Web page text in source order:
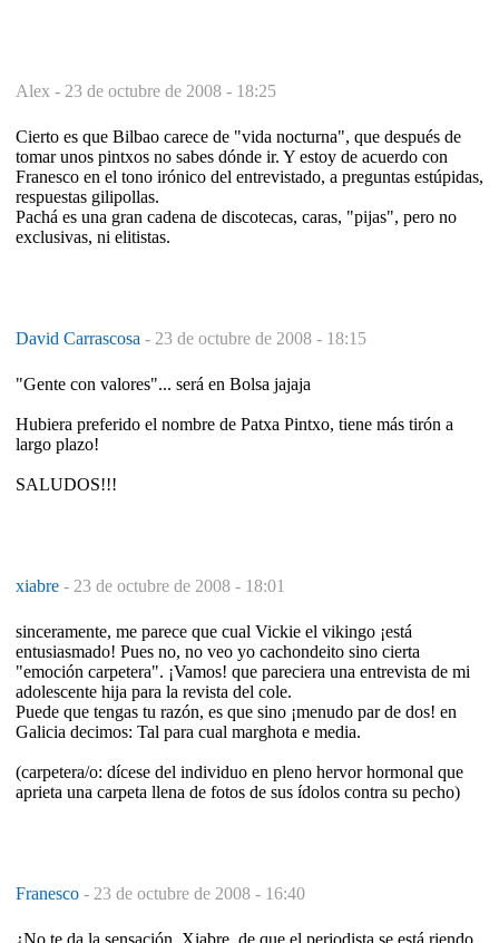
Alex - 23 de octubre de 2008 - 18:25
Cierto es que Bilbao carece de "vida nocturna", que después de
tomar unos pintxos no sabes dónde ir. Y estoy de acuerdo con
Franesco en el tono irónico del entrevistado, a preguntas estúpidas,
respuestas gilipollas.
Pachá es una gran cadena de discotecas, caras, "pijas", pero no
exclusivas, ni elitistas.
David Carrascosa - 23 de octubre de 2008 - 18:15
"Gente con valores"... será en Bolsa jajaja
Hubiera preferido el nombre de Patxa Pintxo, tiene más tirón a
largo plazo!
SALUDOS!!!
xiabre - 23 de octubre de 2008 - 18:01
sinceramente, me parece que cual Vickie el vikingo ¡está
entusiasmado! Pues no, no veo yo cachondeito sino cierta
"emoción carpetera". ¡Vamos! que pareciera una entrevista de mi
adolescente hija para la revista del cole.
Puede que tengas tu razón, es que sino ¡menudo par de dos! en
Galicia decimos: Tal para cual marghota e media.
(carpetera/o: dícese del individuo en pleno hervor hormonal que
aprieta una carpeta llena de fotos de sus ídolos contra su pecho)
Franesco - 23 de octubre de 2008 - 16:40
¿No te da la sensación, Xiabre, de que el periodista se está riendo